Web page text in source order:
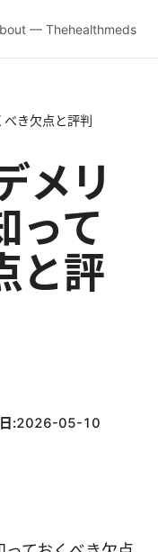
— Thehealthmeds
き欠点と評判
メリ
って
と評
:2026-05-10